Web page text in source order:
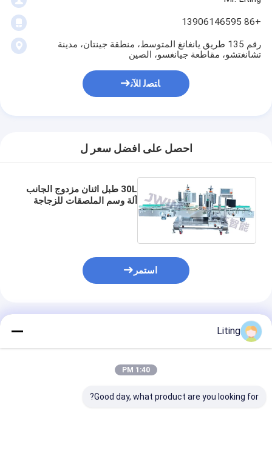
+86 13906146595
رقم 135 طريق يانغانغ المتوسط، منطقة جينتان، مدينة
تشانغتشو، مقاطعة جيانغسو، الصين
ﺎﺘﺼﻟ ﺍﻶﻧ
احصل على افضل سعر ل
30L طبل اثنان مزدوج الجانب
آلة وسم الملصقات للزجاجة
استمر
المنتجات الموصى بها
Liting
1:40 PM
Good day, what product are you looking for?